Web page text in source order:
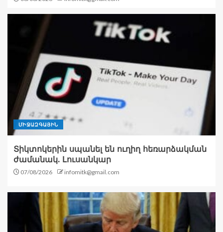
ՄԻՋԱԶԳԱՅԻՆ
Տիկտոկերին սպանել են ուղիղ հեռարձակման
ժամանակ. Լուսանկար
07/08/2026 infomitk@gmail.com